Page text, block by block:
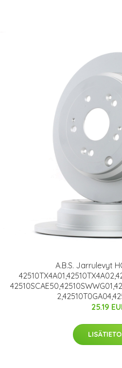
A.B.S. Jarrulevyt
25.19